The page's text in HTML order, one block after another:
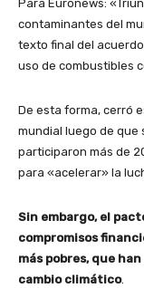
Para Euronews:
contaminantes del
texto final del
uso de combustibles
De esta forma, cerró
mundial luego de que
participaron más de
para «acelerar» la
Sin embargo, el
compromisos
más pobres, que
cambio climático.